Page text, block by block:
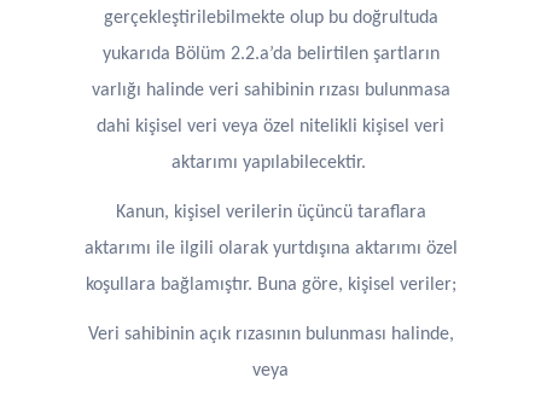
gerçekleştirilebilmekte olup bu doğrultuda
yukarıda Bölüm 2.2.a’da belirtilen şartların
varlığı halinde veri sahibinin rızası bulunmasa
dahi kişisel veri veya özel nitelikli kişisel veri
aktarımı yapılabilecektir.
Kanun, kişisel verilerin üçüncü taraflara
aktarımı ile ilgili olarak yurtdışına aktarımı özel
koşullara bağlamıştır. Buna göre, kişisel veriler;
Veri sahibinin açık rızasının bulunması halinde,
veya